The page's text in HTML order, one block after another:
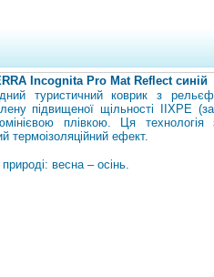
Incognita Pro Mat Reflect синій
туристичний коврик з
підвищеної щільності IIXPE
плівкою. Ця технологія
термоізоляційний ефект.
весна – осінь.